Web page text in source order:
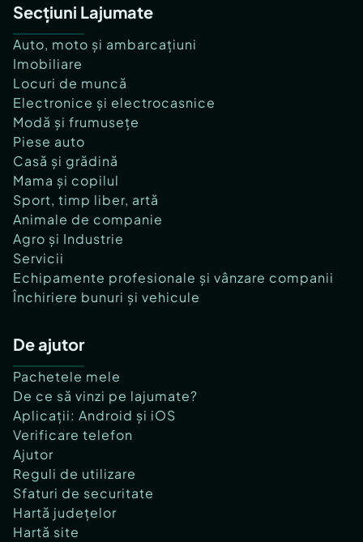
Secțiuni Lajumate
Auto, moto și ambarcațiuni
Imobiliare
Locuri de muncă
Electronice și electrocasnice
Modă și frumusețe
Piese auto
Casă și grădină
Mama și copilul
Sport, timp liber, artă
Animale de companie
Agro și Industrie
Servicii
Echipamente profesionale și vânzare companii
Închiriere bunuri și vehicule
De ajutor
Pachetele mele
De ce să vinzi pe lajumate?
Aplicații: Android și iOS
Verificare telefon
Ajutor
Reguli de utilizare
Sfaturi de securitate
Hartă județelor
Hartă site